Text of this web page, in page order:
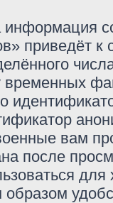
приведёт
временных
вам
после
образом